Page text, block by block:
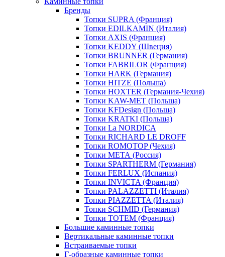
Бренды
Топки SUPRA (Франция)
Топки EDILKAMIN (Италия)
Топки AXIS (Франция)
Топки KEDDY (Швеция)
Топки BRUNNER (Германия)
Топки FABRILOR (Франция)
Топки HARK (Германия)
Топки HITZE (Польша)
Топки HOXTER (Германия-Чехия)
Топки KAW-MET (Польша)
Топки KFDesign (Польша)
Топки KRATKI (Польша)
Топки La NORDICA
Топки RICHARD LE DROFF
Топки ROMOTOP (Чехия)
Топки МЕТА (Россия)
Топки SPARTHERM (Германия)
Топки FERLUX (Испания)
Топки INVICTA (Франция)
Топки PALAZZETTI (Италия)
Топки PIAZZETTA (Италия)
Топки SCHMID (Германия)
Топки TOTEM (Франция)
Большие каминные топки
Вертикальные каминные топки
Встраиваемые топки
Г-образные каминные топки